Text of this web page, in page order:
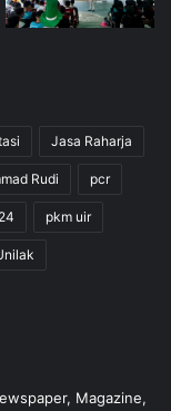
Jasa Raharja
Rudi pcr
pkm uir
Magazine,